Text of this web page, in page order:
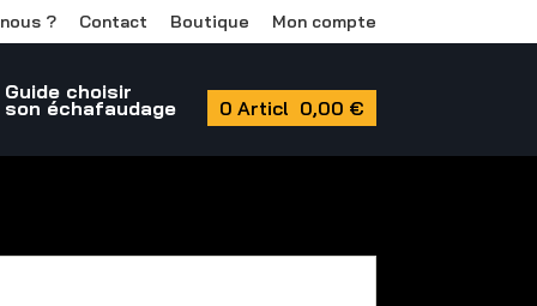
? Contact Boutique Mon compte
Guide choisir
son échafaudage 0 Article 0,00 €